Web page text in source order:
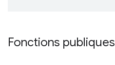
Fonctions publiques